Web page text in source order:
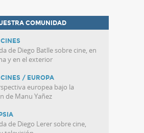
COMUNIDAD
de Diego Batlle sobre cine, en
y en el exterior
/ EUROPA
europea bajo la
de Manu Yañez
de Diego Lerer sobre cine,